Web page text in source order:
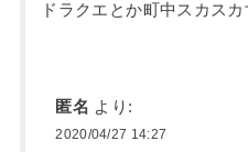
ドラクエとか町中スカス
匿名 より:
2020/04/27 14:27